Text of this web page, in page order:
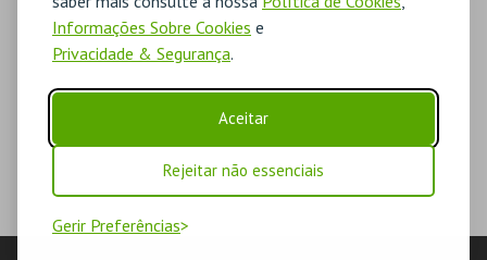
Informações Sobre Cookies e
Privacidade & Segurança.
Aceitar
Rejeitar não essenciais
Gerir Preferências